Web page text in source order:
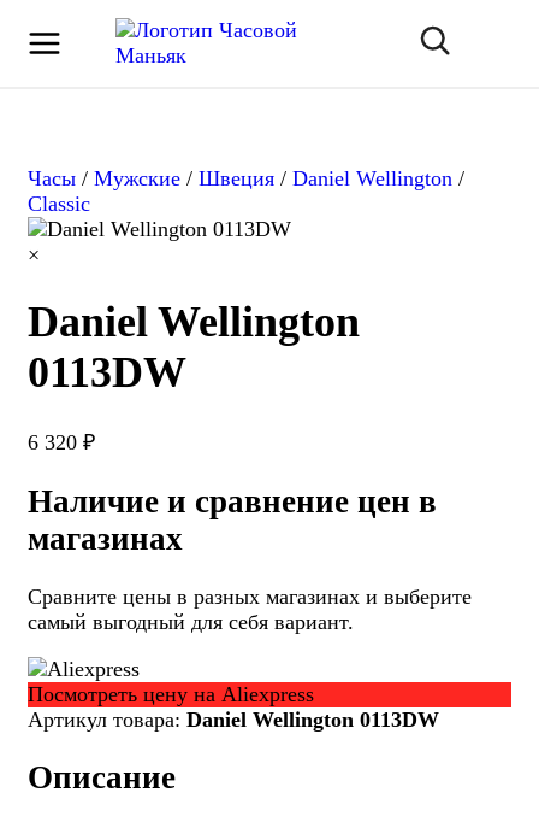
Часы / Мужские / Швеция / Daniel Wellington /
Classic
×
Daniel Wellington
0113DW
6 320 ₽
Наличие и сравнение цен в
магазинах
Сравните цены в разных магазинах и выберите
самый выгодный для себя вариант.
Посмотреть цену на Aliexpress
Артикул товара: Daniel Wellington 0113DW
Описание